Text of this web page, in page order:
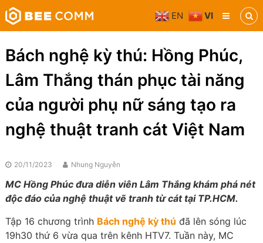
Skip
to
content
Bee
Comm
Truyền
thông
phương
tiện
Bách nghệ kỳ thú: Hồng Phúc,
Lâm Thắng thán phục tài năng
của người phụ nữ sáng tạo ra
nghệ thuật tranh cát Việt Nam
20/11/2023 Nhung Nguyễn
MC Hồng Phúc đưa diễn viên Lâm Thắng khám phá nét
độc đáo của nghệ thuật vẽ tranh từ cát tại TP.HCM.
Tập 16 chương trình Bách nghệ kỳ thú đã lên sóng lúc
19h30 thứ 6 vừa qua trên kênh HTV7. Tuần này, MC
EN VI